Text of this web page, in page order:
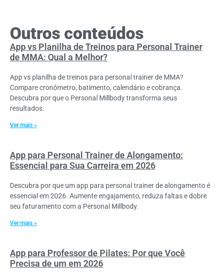
Outros conteúdos
App vs Planilha de Treinos para Personal Trainer
de MMA: Qual a Melhor?
App vs planilha de treinos para personal trainer de MMA?
Compare cronômetro, batimento, calendário e cobrança.
Descubra por que o Personal Millbody transforma seus
resultados.
Ver mais »
App para Personal Trainer de Alongamento:
Essencial para Sua Carreira em 2026
Descubra por que um app para personal trainer de alongamento é
essencial em 2026. Aumente engajamento, reduza faltas e dobre
seu faturamento com a Personal Millbody.
Ver mais »
App para Professor de Pilates: Por que Você
Precisa de um em 2026